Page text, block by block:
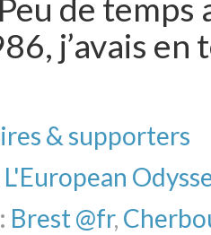
de temps
j’avais
& supporters
L'European
Brest @fr,